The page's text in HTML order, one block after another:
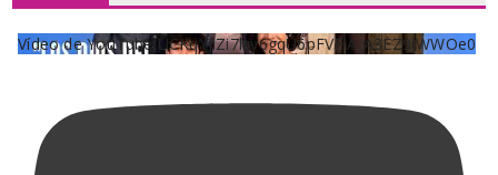
Vídeo de YouTube UCKqYjiZi7lzy6gqU6pFVFiA_A3EZ9JWWOe0